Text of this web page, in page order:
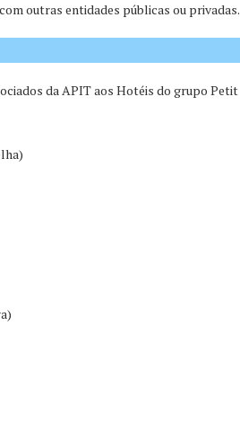
outras entidades públicas ou privadas.
da APIT aos Hotéis do grupo Petit